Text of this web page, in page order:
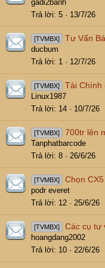
gadi2banh
Trả lời 5 13/7/26
[TVMBX] Tư Vấn
ducbum
Trả lời
1 12/7/26
[TVMBX] Tài Chính
Linux1987
Trả lời
14 10/7/26
[TVMBX] 700tr lên
Tanphatbarcode
Trả lời 8 26/6/26
[TVMBX] Chọn CX5
podr everet
Trả lời
12 25/6/26
[TVMBX] Các cụ tư
hoangdang2002
Trả lời
10 22/6/26